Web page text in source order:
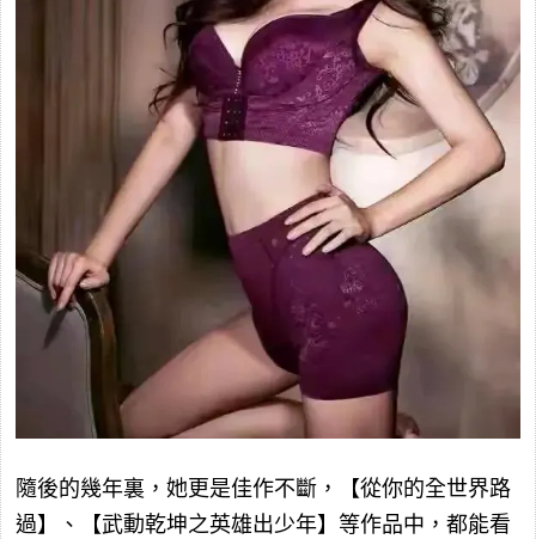
隨後的幾年裏，她更是佳作不斷，【從你的全世界路
過】、【武動乾坤之英雄出少年】等作品中，都能看